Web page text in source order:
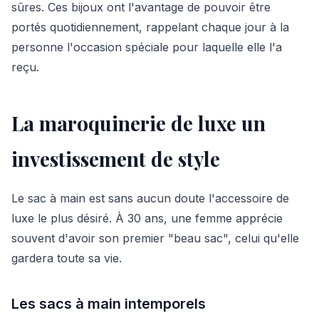
sûres. Ces bijoux ont l'avantage de pouvoir être
portés quotidiennement, rappelant chaque jour à la
personne l'occasion spéciale pour laquelle elle l'a
reçu.
La maroquinerie de luxe un
investissement de style
Le sac à main est sans aucun doute l'accessoire de
luxe le plus désiré. À 30 ans, une femme apprécie
souvent d'avoir son premier "beau sac", celui qu'elle
gardera toute sa vie.
Les sacs à main intemporels